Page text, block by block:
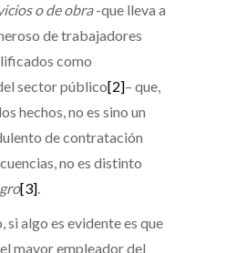
o de obra-que lleva a
de trabajadores
como
sector público[2]– que,
hechos, no es sino un
de contratación
no es distinto
[3].
si algo es evidente es que
mayor empleador del